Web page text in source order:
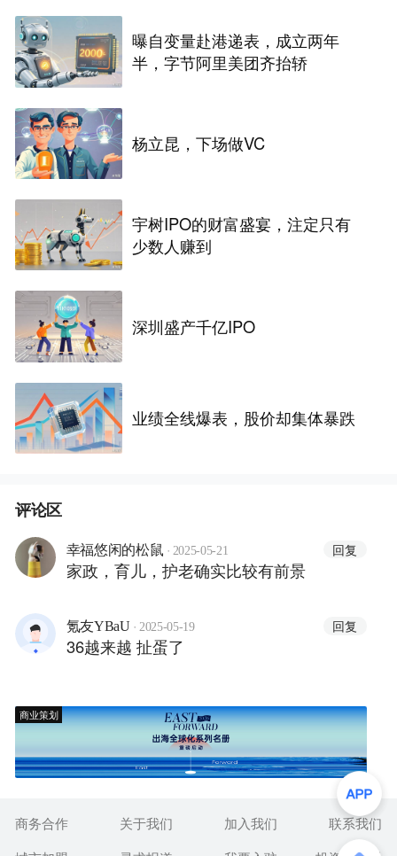
曝自变量赴港递表，成立两年
半，字节阿里美团齐抬轿
杨立昆，下场做VC
宇树IPO的财富盛宴，注定只有
少数人赚到
深圳盛产千亿IPO
业绩全线爆表，股价却集体暴跌
评论区
幸福悠闲的松鼠 · 2025-05-21 回复
家政，育儿，护老确实比较有前景
氪友YBaU · 2025-05-19 回复
36越来越 扯蛋了
商业策划
商务合作 关于我们 加入我们
联系我们